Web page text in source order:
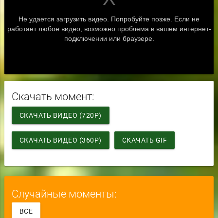
Скачать момент:
СКАЧАТЬ ВИДЕО (720P)
СКАЧАТЬ ВИДЕО (360P) СКАЧАТЬ GIF
Случайные моменты:
ВСЕ